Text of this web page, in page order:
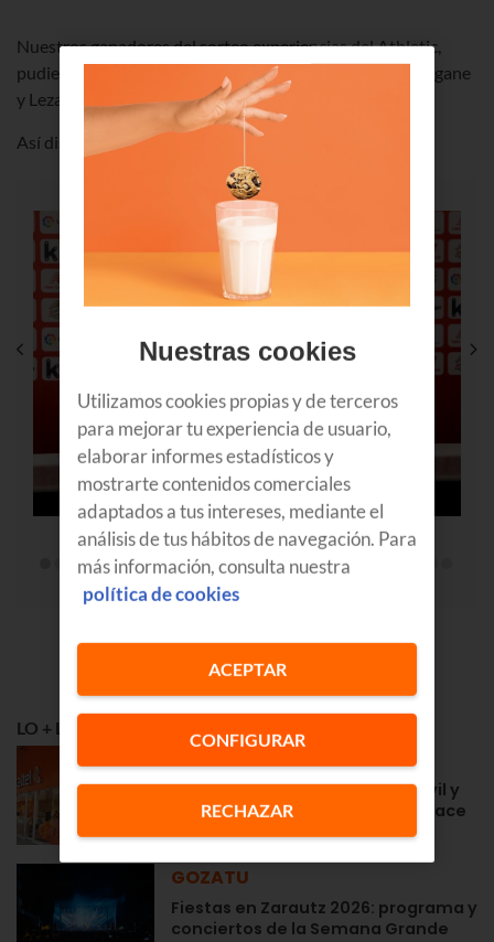
Nuestros ganadores del sorteo experiencias del Athletic,
pudieron disfrutar de primera mano de San Mamés, Ibaigane
y Lezama.
Así disfrutaron del mejor día rojiblanco ?
LO + LEÍDO
APRENDE
Euskaltel en Navarra: fibra, móvil y
la cercanía de siempre desde hace
años
GOZATU
Fiestas en Zarautz 2026: programa y
conciertos de la Semana Grande
Nuestras cookies
Utilizamos cookies propias y de terceros
para mejorar tu experiencia de usuario,
elaborar informes estadísticos y
mostrarte contenidos comerciales
adaptados a tus intereses, mediante el
análisis de tus hábitos de navegación. Para
más información, consulta nuestra
política de cookies
CONFIGURAR
RECHAZAR
ACEPTAR